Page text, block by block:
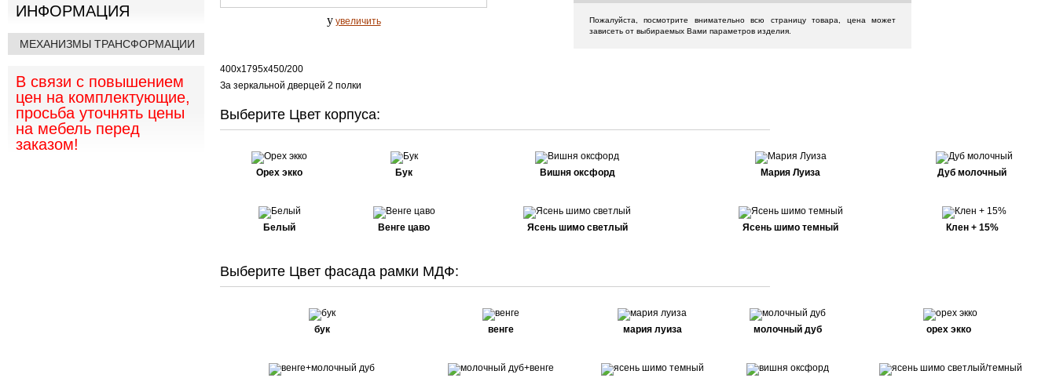
ИНФОРМАЦИЯ
МЕХАНИЗМЫ ТРАНСФОРМАЦИИ
В связи с повышением
цен на комплектующие,
просьба уточнять цены
на мебель перед
заказом!
y увеличить
Пожалуйста, посмотрите внимательно всю страницу товара, цена может
зависеть от выбираемых Вами параметров изделия.
400х1795х450/200
За зеркальной дверцей 2 полки
Выберите Цвет корпуса:
Орех экко Бук Вишня оксфорд Мария Луиза Дуб молочный
Белый Венге цаво Ясень шимо светлый Ясень шимо темный Клен + 15%
Выберите Цвет фасада рамки МДФ:
бук венге мария луиза молочный дуб орех экко